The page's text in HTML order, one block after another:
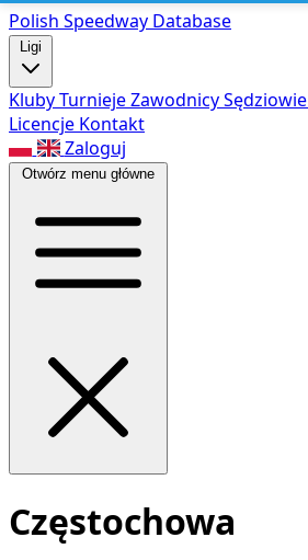
Polish Speedway Database
Ligi
KlubyTurniejeZawodnicySędziowie
Licencje Kontakt
Zaloguj
Otwórz menu główne
Częstochowa